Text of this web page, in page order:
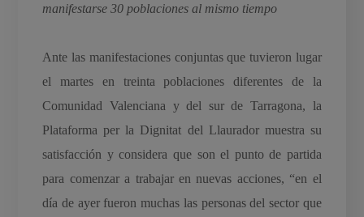
manifestarse 30 poblaciones al mismo tiempo
Ante las manifestaciones conjuntas que tuvieron lugar
el martes en treinta poblaciones diferentes de la
Comunidad Valenciana y del sur de Tarragona, la
Plataforma per la Dignitat del Llaurador muestra su
satisfacción y considera que son el punto de partida
para comenzar a trabajar en nuevas acciones, “en el
día de ayer fueron muchas las personas del sector que